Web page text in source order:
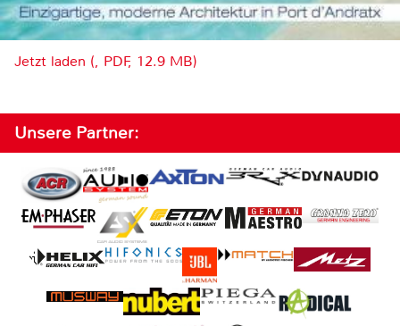
Jetzt laden (, PDF, 12.9 MB)
Unsere Partner: